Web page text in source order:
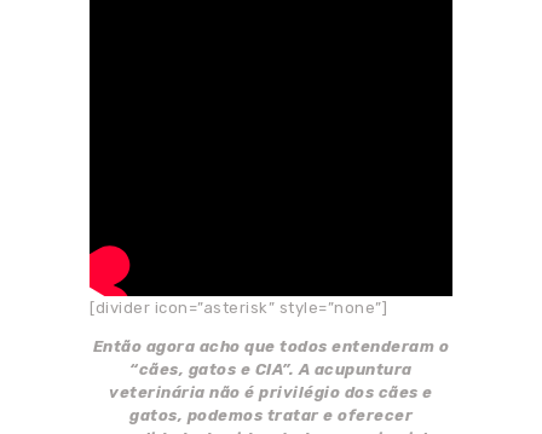
[divider icon=”asterisk” style=”none”]
Então agora acho que todos entenderam o
“cães, gatos e CIA”. A acupuntura
veterinária não é privilégio dos cães e
gatos, podemos tratar e oferecer